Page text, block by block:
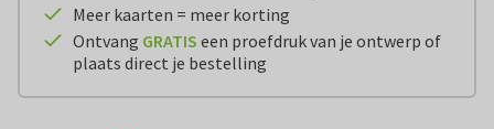
Meer kaarten = meer korting
Ontvang GRATIS een proefdruk van je ontwerp of
plaats direct je bestelling